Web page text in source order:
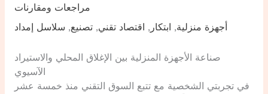
مراجعات ومقارنات
أجهزة منزلية, ابتكار , اقتصاد تقني,تصنيع, سلاسل إمداد
صناعة الأجهزة المنزلية بين الإغلاق المحلي والاستيراد
الآسيوي
في تجربتي الشخصية مع تتبع السوق التقني منذ خمسة عشر